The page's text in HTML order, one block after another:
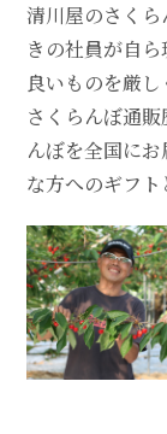
清川屋のさく
きの社員が自
良いものを厳し
さくらんぼ通
んぼを全国に
な方へのギフト